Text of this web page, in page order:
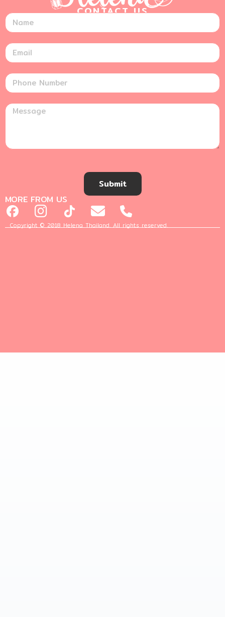
CONTACT US
Submit
MORE FROM US
Copyright © 2018 Helena Thailand. All rights reserved.